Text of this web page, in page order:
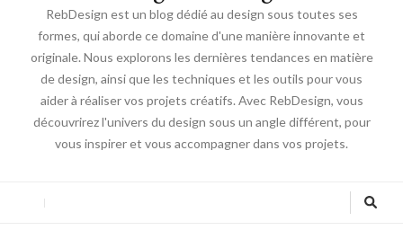
RebDesign est un blog dédié au design sous toutes ses
formes, qui aborde ce domaine d'une manière innovante et
originale. Nous explorons les dernières tendances en matière
de design, ainsi que les techniques et les outils pour vous
aider à réaliser vos projets créatifs. Avec RebDesign, vous
découvrirez l'univers du design sous un angle différent, pour
vous inspirer et vous accompagner dans vos projets.